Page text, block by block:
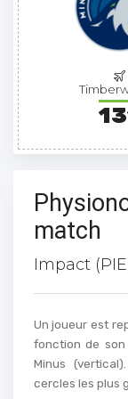
match
Impact
Un joueur est
fonction de
Minus
cercles les plus